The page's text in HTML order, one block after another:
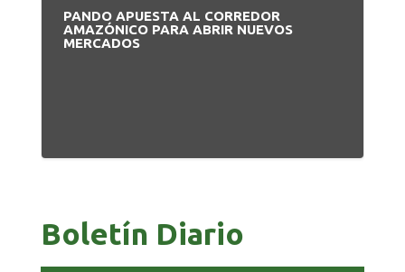
PANDO APUESTA AL CORREDOR
AMAZÓNICO PARA ABRIR NUEVOS
MERCADOS
Boletín Diario